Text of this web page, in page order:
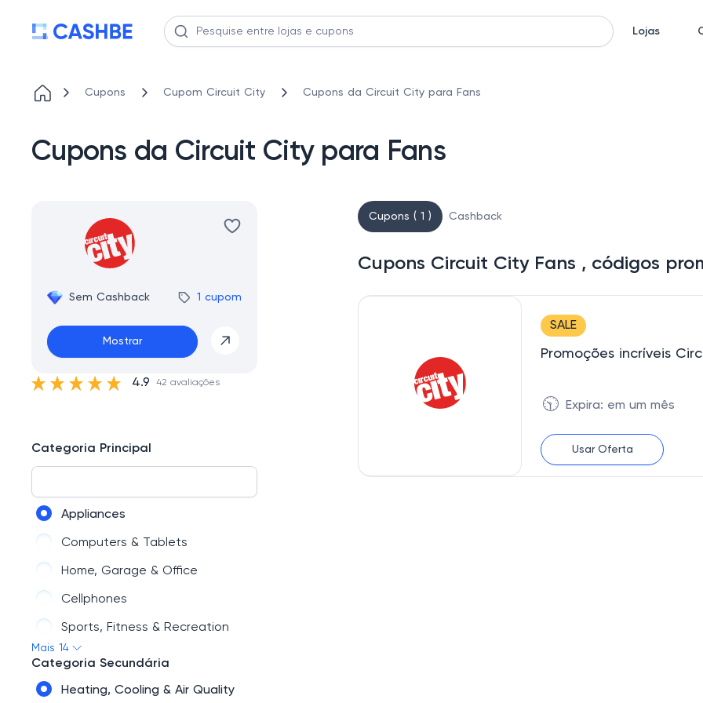
Lojas
Cupons Cupom Circuit City Cupons da Circuit City para Fans
Cupons da Circuit City para Fans
Sem Cashback 1 cupom
Mostrar
4.9 42 avaliações
Categoria Principal
Appliances
Computers & Tablets
Home, Garage & Office
Cellphones
Sports, Fitness & Recreation
TV & Home Theater
Cameras & Camcorders
Mais 14
Categoria Secundária
Heating, Cooling & Air Quality
Cupons ( 1 ) Cashback
Cupons Circuit City Fans , códigos
SALE
🕥 Expira: em um mês
Usar Oferta